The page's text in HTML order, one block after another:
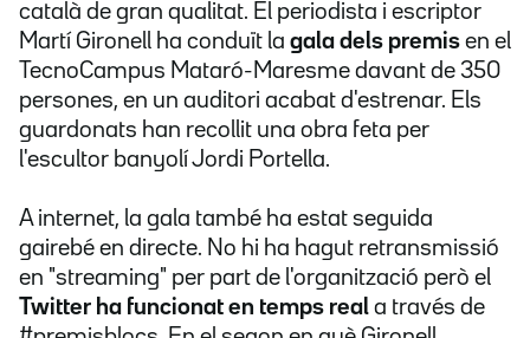
català de gran qualitat. El periodista i escriptor
Martí Gironell ha conduït la gala dels premis en el
TecnoCampus Mataró-Maresme davant de 350
persones, en un auditori acabat d'estrenar. Els
guardonats han recollit una obra feta per
l'escultor banyolí Jordi Portella.
A internet, la gala també ha estat seguida
gairebé en directe. No hi ha hagut retransmissió
en "streaming" per part de l'organització però el
Twitter ha funcionat en temps real a través de